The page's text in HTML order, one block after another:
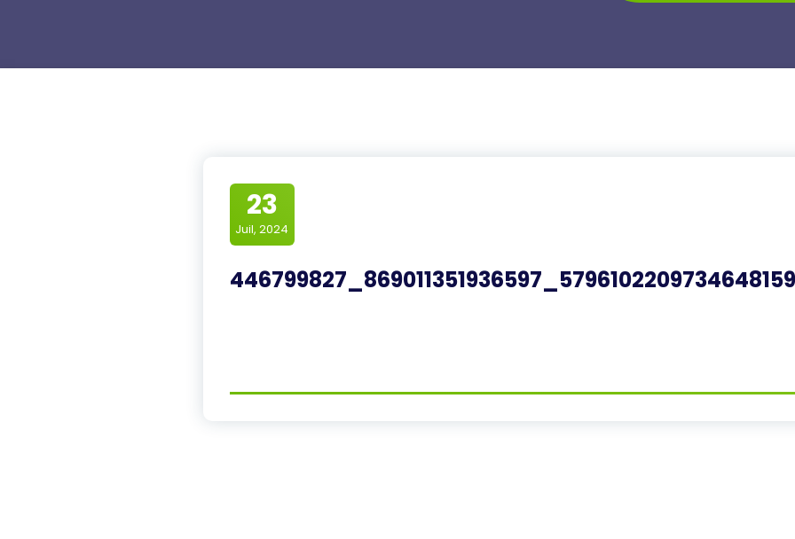
23
Juil, 2024